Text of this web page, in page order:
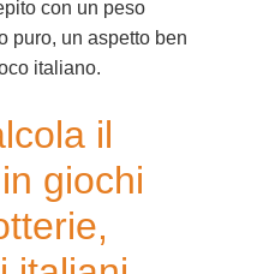
con un peso
puro, un aspetto ben
italiano.
il
giochi